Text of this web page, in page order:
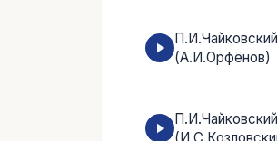
(А.И.Орфёнов)